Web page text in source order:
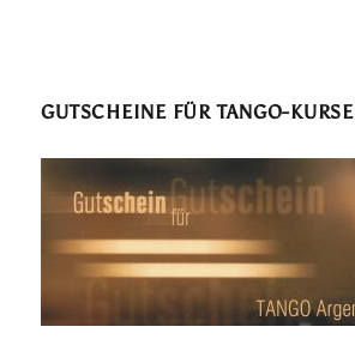
GUTSCHEINE FÜR TANGO-KURSE